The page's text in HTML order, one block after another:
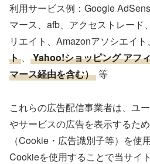
利用サービス例：Google
マース、afb、アクセストレード
リエイト、Amazonアソシエイト、
ト 、
Yahoo!ショッピング アフ
マース経由を含む） 等
これらの広告配信事業者は、ユ
やサービスの広告を表示するた
（Cookie・広告識別子等）を使
Cookieを使用することで当サイ